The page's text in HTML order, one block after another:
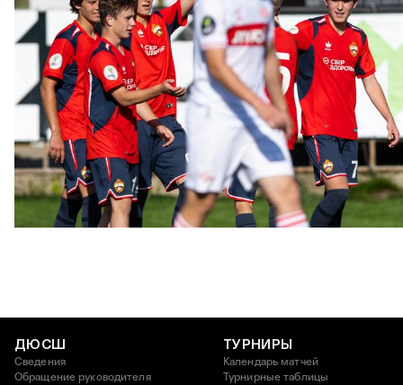
ЮФЛ: Московское дерби на «Октябре»
3 АВГУСТА 2026 14:15
ДЮСШ
Сведения
Обращение руководителя
ТУРНИРЫ
Календарь матчей
Турнирные таблицы